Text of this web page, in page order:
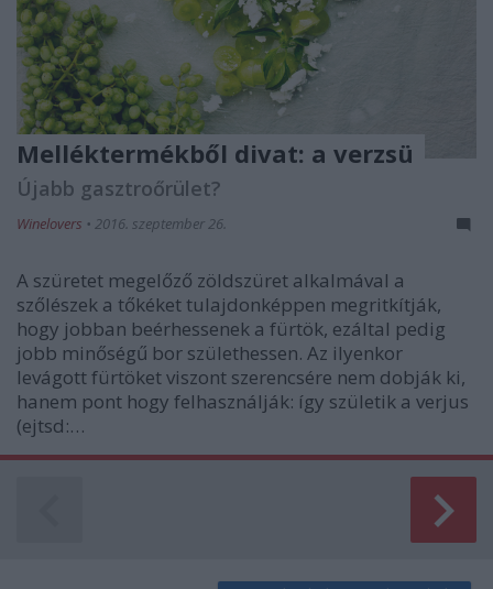
Melléktermékből divat: a verzsü
Újabb gasztroőrület?
Winelovers • 2016. szeptember 26.
A szüretet megelőző zöldszüret alkalmával a
szőlészek a tőkéket tulajdonképpen megritkítják,
hogy jobban beérhessenek a fürtök, ezáltal pedig
jobb minőségű bor születhessen. Az ilyenkor
levágott fürtöket viszont szerencsére nem dobják ki,
hanem pont hogy felhasználják: így születik a verjus
(ejtsd:…